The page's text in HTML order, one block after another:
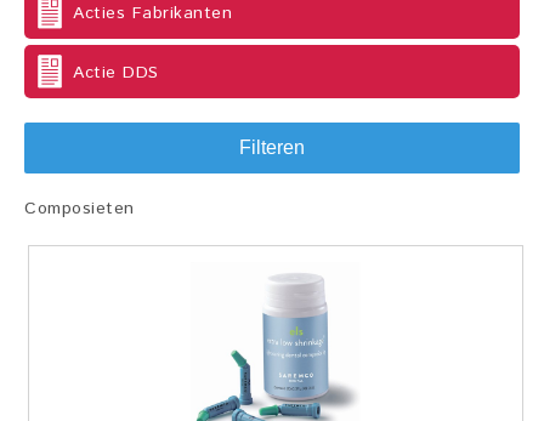
Acties Fabrikanten
Actie DDS
Filteren
Composieten